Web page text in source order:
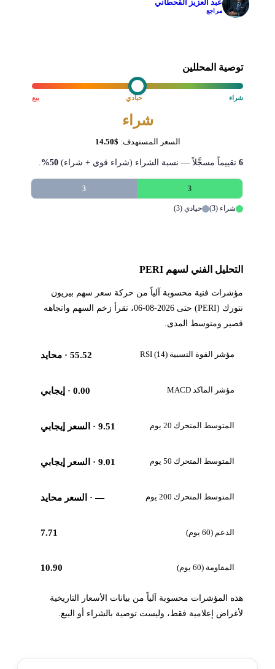
عبد العزيز القحطاني
مراجع
توصية المحللين
بيع حيادي شراء
شراء
السعر المستهدف: $14.50
6تقييماً مسجَّلاً — نسبة الشراء (شراء قوي + شراء) 50%
.
3
3
شراء (3) حيادي (3)
التحليل الفني لسهم PERI
مؤشرات فنية محسوبة آلياً من حركة سعر سهم بيريون
نتورك (PERI) حتى 2026-08-06، تقرأ زخم السهم واتجاهه
قصير ومتوسط المدى.
مؤشر القوة النسبية RSI (14) 55.52· محايد
مؤشر الماكد MACD 0.00· إيجابي
المتوسط المتحرك 20 يوم 9.51· السعر إيجابي
المتوسط المتحرك 50 يوم 9.01· السعر إيجابي
المتوسط المتحرك 200 يوم —· السعر محايد
الدعم (60 يوم) 7.71
المقاومة (60 يوم) 10.90
هذه المؤشرات محسوبة آلياً من بيانات الأسعار التاريخية
لأغراض إعلامية فقط، وليست توصية بالشراء أو البيع.